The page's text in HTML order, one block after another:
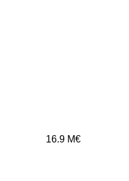
16.9 M€